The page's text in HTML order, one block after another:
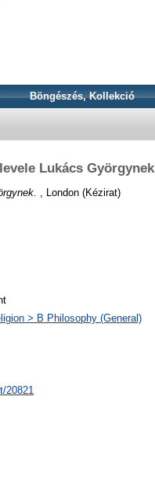
Böngészés, Kollekció
Lukács Györgynek
, London (Kézirat)
> B Philosophy (General)
20821